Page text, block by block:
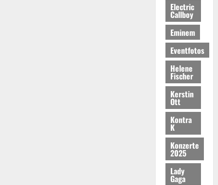
Electric
Callboy
Eminem
Eventfotos
Helene
Fischer
Kerstin
Ott
Kontra
K
Konzerte
2025
Lady
Gaga